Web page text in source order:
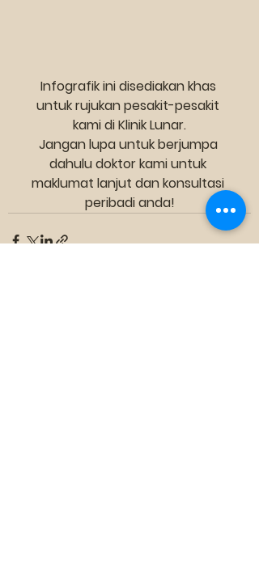
Infografik ini disediakan khas
untuk rujukan pesakit-pesakit
kami di Klinik Lunar.
Jangan lupa untuk berjumpa
dahulu doktor kami untuk
maklumat lanjut dan konsultasi
peribadi anda!